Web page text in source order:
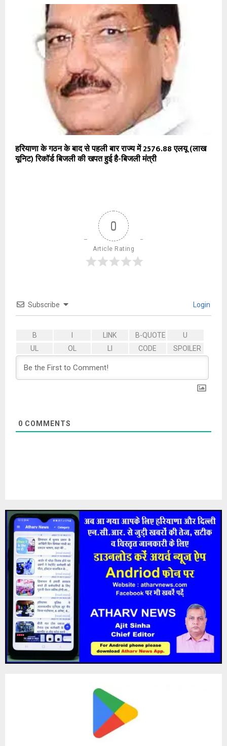
हरियाणा के गठन के बाद से पहली बार राज्य में 2576.88 एलयू (लाख
यूनिट) रिकॉर्ड बिजली की खपत हुई है-बिजली मंत्री
0
Article Rating
Subscribe Login
0 COMMENTS